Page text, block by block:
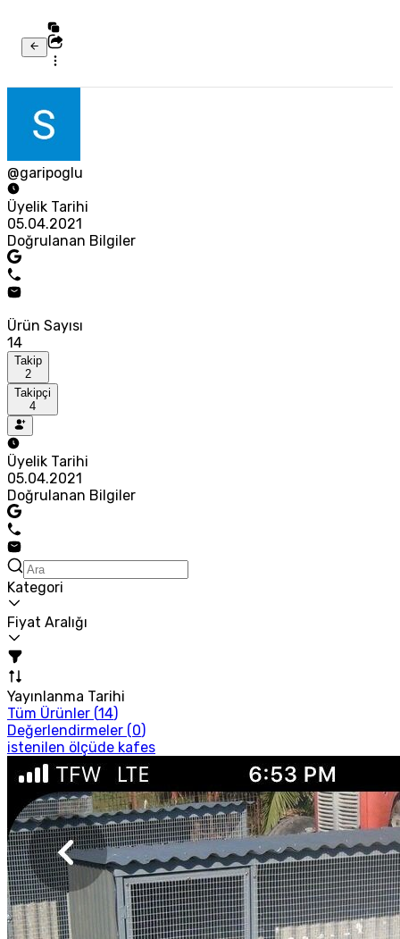
@garipoglu
Üyelik Tarihi
05.04.2021
Doğrulanan Bilgiler
Ürün Sayısı
14
Takip
2
Takipçi
4
Üyelik Tarihi
05.04.2021
Doğrulanan Bilgiler
Kategori
Fiyat Aralığı
Yayınlanma Tarihi
Tüm Ürünler (14)
Değerlendirmeler (0)
istenilen ölçüde kafes